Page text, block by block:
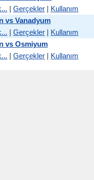
| Gerçekler | Kullanım
vs Vanadyum
| Gerçekler | Kullanım
vs Osmiyum
| Gerçekler | Kullanım